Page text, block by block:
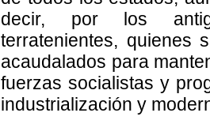
decir, por los
terratenientes, quienes
acaudalados para
fuerzas socialistas y
industrialización y